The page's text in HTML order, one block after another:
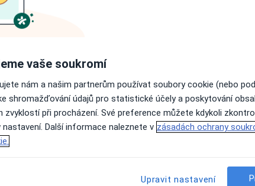
Online rezervace termínu není k
Rezervovat termín
Zítra Ne
vaše soukromí
nám a našim partnerům používat soubory cookie (nebo
shromažďování údajů pro statistické účely a poskytování
zvyklostí při procházení. Své preference můžete kdykoli
Další informace naleznete v zásadách ochrany
Upravit nastavení